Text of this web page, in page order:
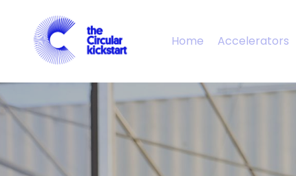
Home Accelerators